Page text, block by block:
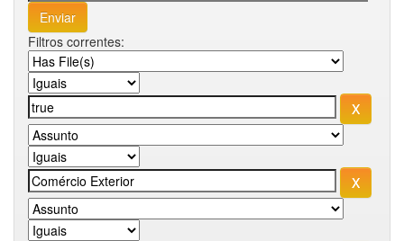
Filtros correntes: